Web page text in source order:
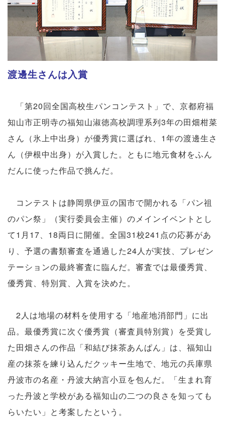
渡邊生さんは入賞
「第20回全国高校生パンコンテスト」で、京都府福
知山市正明寺の福知山淑徳高校調理系列3年の田畑柑菜
さん（氷上中出身）が優秀賞に選ばれ、1年の渡邊生さ
ん（伊根中出身）が入賞した。ともに地元食材をふん
だんに使った作品で挑んだ。
コンテストは静岡県伊豆の国市で開かれる「パン祖
のパン祭」（実行委員会主催）のメインイベントとし
て1月17、18両日に開催。全国31校241点の応募があ
り、予選の書類審査を通過した24人が実技、プレゼン
テーションの最終審査に臨んだ。審査では最優秀賞、
優秀賞、特別賞、入賞を決めた。
2人は地場の材料を使用する「地産地消部門」に出
品。最優秀賞に次ぐ優秀賞（審査員特別賞）を受賞し
た田畑さんの作品「和結び抹茶あんぱん」は、福知山
産の抹茶を練り込んだクッキー生地で、地元の兵庫県
丹波市の名産・丹波大納言小豆を包んだ。「生まれ育
った丹波と学校がある福知山の二つの良さを知っても
らいたい」と考案したという。